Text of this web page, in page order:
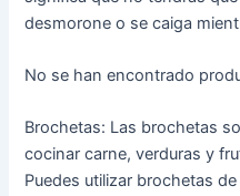
desmorone o se caiga
No se han encontrado
Brochetas: Las brochetas
cocinar carne, verduras y
Puedes utilizar brochetas